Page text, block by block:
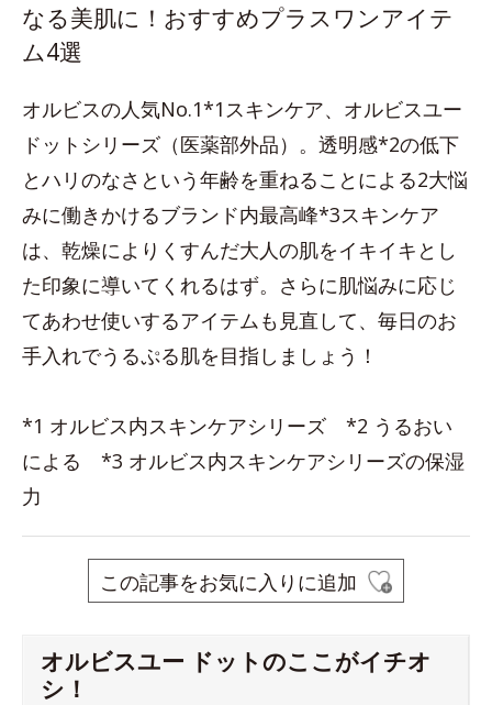
なる美肌に！おすすめプラスワンアイテ
ム4選
オルビスの人気No.1*1スキンケア、オルビスユー
ドットシリーズ（医薬部外品）。透明感*2の低下
とハリのなさという年齢を重ねることによる2大悩
みに働きかけるブランド内最高峰*3スキンケア
は、乾燥によりくすんだ大人の肌をイキイキとし
た印象に導いてくれるはず。さらに肌悩みに応じ
てあわせ使いするアイテムも見直して、毎日のお
手入れでうるぷる肌を目指しましょう！
*1 オルビス内スキンケアシリーズ *2 うるおい
による *3 オルビス内スキンケアシリーズの保湿
力
この記事をお気に入りに追加
オルビスユー ドットのここがイチオ
シ！